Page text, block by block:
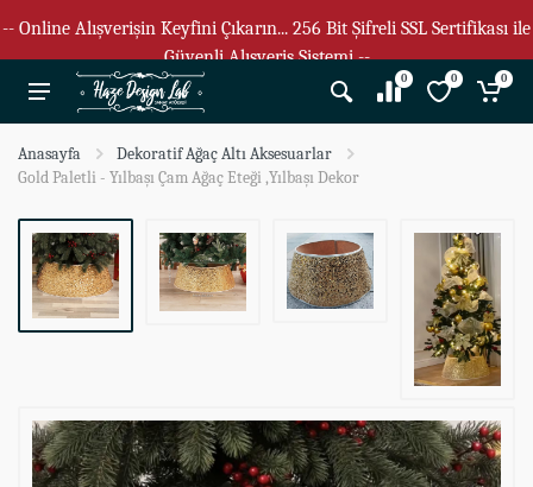
-- Online Alışverişin Keyfini Çıkarın... 256 Bit Şifreli SSL Sertifikası ile
Güvenli Alışveriş Sistemi --
0 0 0
Anasayfa
Dekoratif Ağaç Altı Aksesuarlar
Gold Paletli - Yılbaşı Çam Ağaç Eteği ,Yılbaşı Dekor